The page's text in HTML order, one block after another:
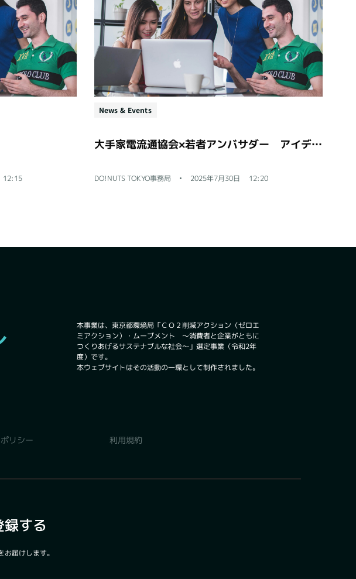
12:15
News & Events
大手家電流通協会×若者アンバサダー アイデア提案会レポート
DO!NUTS TOKYO事務局 2025年7月30日 12:20
本事業は、東京都環境局「ＣＯ２削減アクション（ゼロエ
ミアクション）・ムーブメント ～消費者と企業がともに
つくりあげるサステナブルな社会～」選定事業（令和2年
度）です。
本ウェブサイトはその活動の一環として制作されました。
リシー 利用規約
する
届けします。